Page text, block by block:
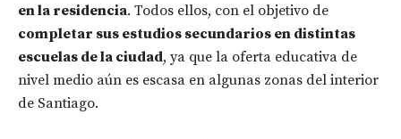
en la residencia. Todos ellos, con el objetivo de
completar sus estudios secundarios en distintas
escuelas de la ciudad, ya que la oferta educativa de
nivel medio aún es escasa en algunas zonas del interior
de Santiago.